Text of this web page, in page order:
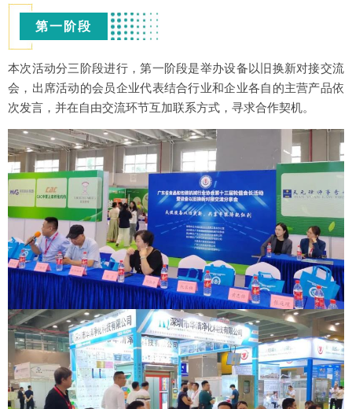
第一阶段
本次活动分三阶段进行，第一阶段是举办设备以旧换新对接交流
会，出席活动的会员企业代表结合行业和企业各自的主营产品依
次发言，并在自由交流环节互加联系方式，寻求合作契机。